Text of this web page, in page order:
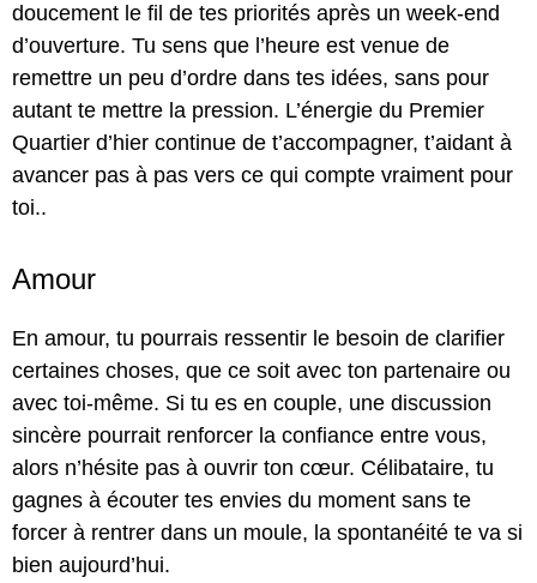
doucement le fil de tes priorités après un week-end
d’ouverture. Tu sens que l’heure est venue de
remettre un peu d’ordre dans tes idées, sans pour
autant te mettre la pression. L’énergie du Premier
Quartier d’hier continue de t’accompagner, t’aidant à
avancer pas à pas vers ce qui compte vraiment pour
toi..
Amour
En amour, tu pourrais ressentir le besoin de clarifier
certaines choses, que ce soit avec ton partenaire ou
avec toi-même. Si tu es en couple, une discussion
sincère pourrait renforcer la confiance entre vous,
alors n’hésite pas à ouvrir ton cœur. Célibataire, tu
gagnes à écouter tes envies du moment sans te
forcer à rentrer dans un moule, la spontanéité te va si
bien aujourd’hui.